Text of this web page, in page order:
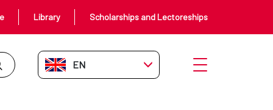
Library Scholarships and Lectoreships
EN-GB Open menu